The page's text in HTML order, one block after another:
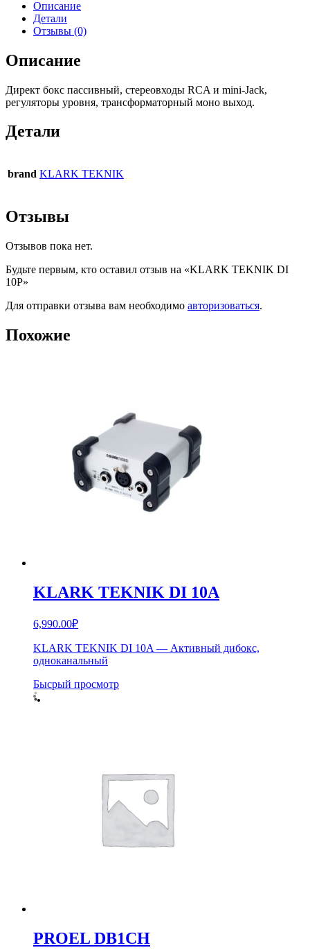
Описание
Детали
Отзывы (0)
Описание
Директ бокс пассивный, стереовходы RCA и mini-Jack,
регуляторы уровня, трансформаторный моно выход.
Детали
brand KLARK TEKNIK
Отзывы
Отзывов пока нет.
Будьте первым, кто оставил отзыв на «KLARK TEKNIK DI
10P»
Для отправки отзыва вам необходимо авторизоваться.
Похожие
KLARK TEKNIK DI 10A
6,990.00₽
KLARK TEKNIK DI 10A — Активный дибокс,
одноканальный
Бысрый просмотр
PROEL DB1CH